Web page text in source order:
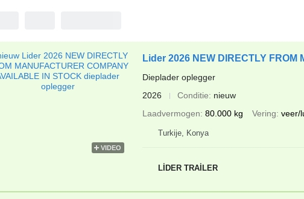
VIDEO
Lider 2026 NEW DIRECTLY
Dieplader oplegger
2026
Conditie
nieuw
Laadvermogen 80.000 kg Vering veer/
Turkije, Konya
LİDER TRAİLER